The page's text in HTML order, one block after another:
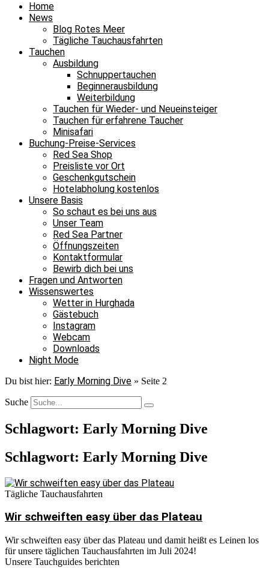
Home
News
Blog Rotes Meer
Tägliche Tauchausfahrten
Tauchen
Ausbildung
Schnuppertauchen
Beginnerausbildung
Weiterbildung
Tauchen für Wieder- und Neueinsteiger
Tauchen für erfahrene Taucher
Minisafari
Buchung-Preise-Services
Red Sea Shop
Preisliste vor Ort
Geschenkgutschein
Hotelabholung kostenlos
Unsere Basis
So schaut es bei uns aus
Unser Team
Red Sea Partner
Öffnungszeiten
Kontaktformular
Bewirb dich bei uns
Fragen und Antworten
Wissenswertes
Wetter in Hurghada
Gästebuch
Instagram
Webcam
Downloads
Night Mode
Du bist hier: Early Morning Dive » Seite 2
Suche
Schlagwort: Early Morning Dive
Schlagwort: Early Morning Dive
Tägliche Tauchausfahrten
Wir schweiften easy über das Plateau
Wir schweiften easy über das Plateau und damit heißt es Leinen los
für unsere täglichen Tauchausfahrten im Juli 2024!
Unsere Tauchguides berichten